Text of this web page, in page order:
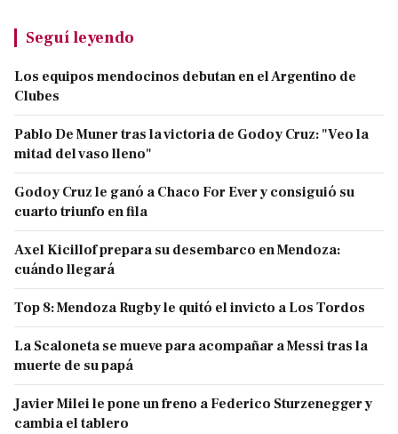
Seguí leyendo
Los equipos mendocinos debutan en el Argentino de
Clubes
Pablo De Muner tras la victoria de Godoy Cruz: "Veo la
mitad del vaso lleno"
Godoy Cruz le ganó a Chaco For Ever y consiguió su
cuarto triunfo en fila
Axel Kicillof prepara su desembarco en Mendoza:
cuándo llegará
Top 8: Mendoza Rugby le quitó el invicto a Los Tordos
La Scaloneta se mueve para acompañar a Messi tras la
muerte de su papá
Javier Milei le pone un freno a Federico Sturzenegger y
cambia el tablero